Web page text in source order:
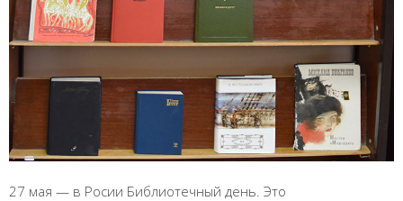
27 мая — в Росии Библиотечный день. Это